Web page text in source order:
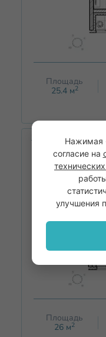
Площадь
25.4м2
ЖК Дом на
Площадь
26 м2
Нажимая
согласие на
улучшения